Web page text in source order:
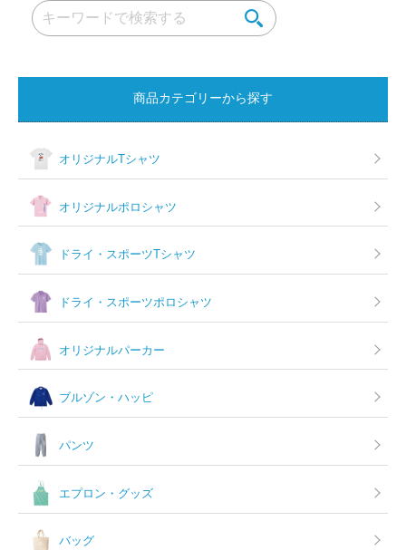
ン
商品カテゴリーから探す
オリジナルTシャツ
オリジナルポロシャツ
ドライ・スポーツTシャツ
ドライ・スポーツポロシャツ
オリジナルパーカー
ブルゾン・ハッピ
パンツ
エプロン・グッズ
バッグ